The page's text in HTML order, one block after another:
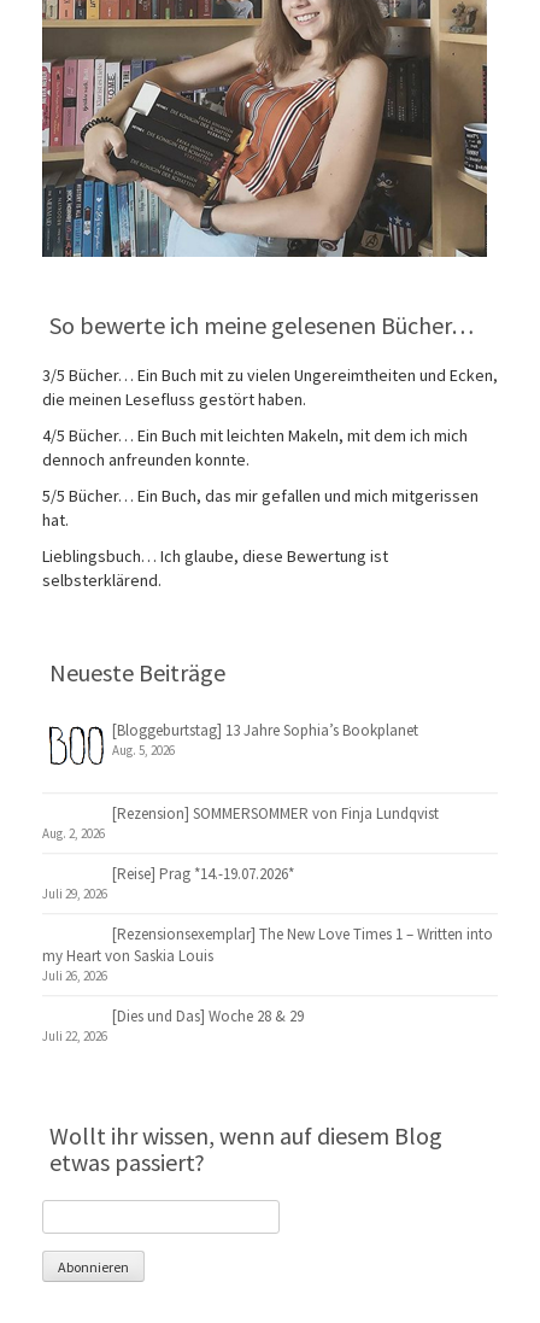
So bewerte ich meine gelesenen Bücher…
3/5 Bücher… Ein Buch mit zu vielen Ungereimtheiten und Ecken,
die meinen Lesefluss gestört haben.
4/5 Bücher… Ein Buch mit leichten Makeln, mit dem ich mich
dennoch anfreunden konnte.
5/5 Bücher… Ein Buch, das mir gefallen und mich mitgerissen
hat.
Lieblingsbuch… Ich glaube, diese Bewertung ist
selbsterklärend.
Neueste Beiträge
[Bloggeburtstag] 13 Jahre Sophia’s Bookplanet
Aug. 5, 2026
[Rezension] SOMMERSOMMER von Finja Lundqvist
Aug. 2, 2026
[Reise] Prag *14.-19.07.2026*
Juli 29, 2026
[Rezensionsexemplar] The New Love Times 1 – Written into
my Heart von Saskia Louis
Juli 26, 2026
[Dies und Das] Woche 28 & 29
Juli 22, 2026
Wollt ihr wissen, wenn auf diesem Blog
etwas passiert?